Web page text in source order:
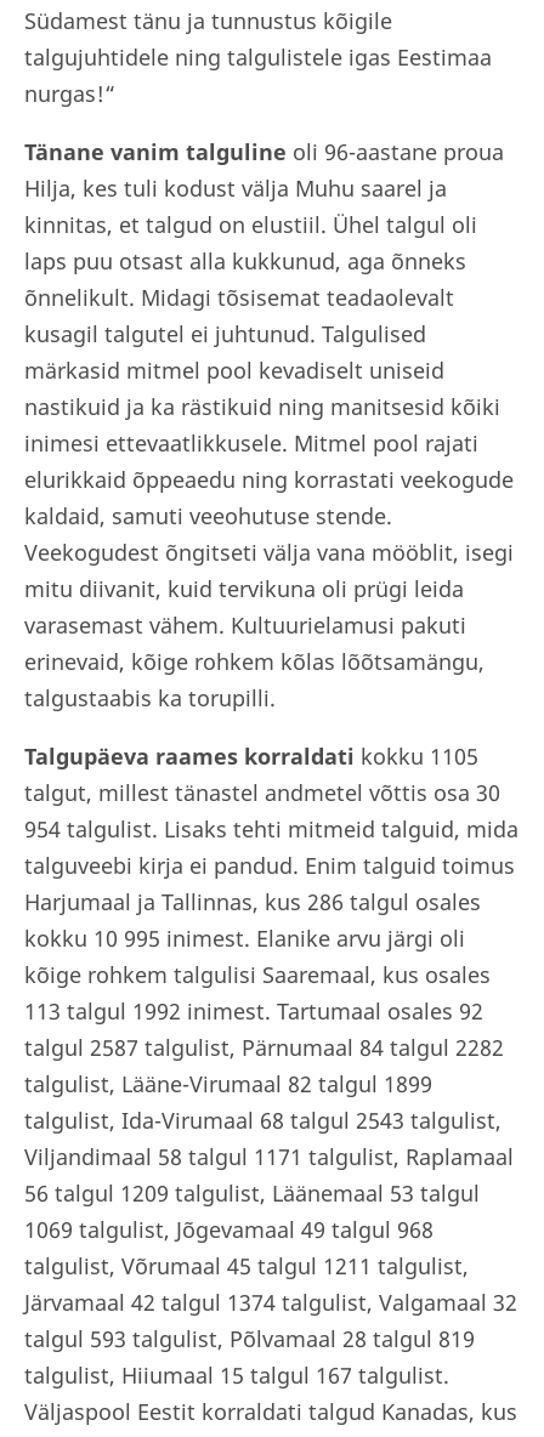
Südamest tänu ja tunnustus kõigile
talgujuhtidele ning talgulistele igas Eestimaa
nurgas!“
Tänane vanim talguline oli 96-aastane proua
Hilja, kes tuli kodust välja Muhu saarel ja
kinnitas, et talgud on elustiil. Ühel talgul oli
laps puu otsast alla kukkunud, aga õnneks
õnnelikult. Midagi tõsisemat teadaolevalt
kusagil talgutel ei juhtunud. Talgulised
märkasid mitmel pool kevadiselt uniseid
nastikuid ja ka rästikuid ning manitsesid kõiki
inimesi ettevaatlikkusele. Mitmel pool rajati
elurikkaid õppeaedu ning korrastati veekogude
kaldaid, samuti veeohutuse stende.
Veekogudest õngitseti välja vana mööblit, isegi
mitu diivanit, kuid tervikuna oli prügi leida
varasemast vähem. Kultuurielamusi pakuti
erinevaid, kõige rohkem kõlas lõõtsamängu,
talgustaabis ka torupilli.
Talgupäeva raames korraldati kokku 1105
talgut, millest tänastel andmetel võttis osa 30
954 talgulist. Lisaks tehti mitmeid talguid, mida
talguveebi kirja ei pandud. Enim talguid toimus
Harjumaal ja Tallinnas, kus 286 talgul osales
kokku 10 995 inimest. Elanike arvu järgi oli
kõige rohkem talgulisi Saaremaal, kus osales
113 talgul 1992 inimest. Tartumaal osales 92
talgul 2587 talgulist, Pärnumaal 84 talgul 2282
talgulist, Lääne-Virumaal 82 talgul 1899
talgulist, Ida-Virumaal 68 talgul 2543 talgulist,
Viljandimaal 58 talgul 1171 talgulist, Raplamaal
56 talgul 1209 talgulist, Läänemaal 53 talgul
1069 talgulist, Jõgevamaal 49 talgul 968
talgulist, Võrumaal 45 talgul 1211 talgulist,
Järvamaal 42 talgul 1374 talgulist, Valgamaal 32
talgul 593 talgulist, Põlvamaal 28 talgul 819
talgulist, Hiiumaal 15 talgul 167 talgulist.
Väljaspool Eestit korraldati talgud Kanadas, kus